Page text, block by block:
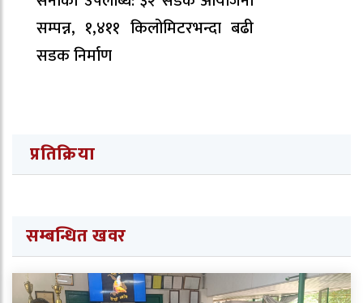
सम्पन्न, १,४११ किलोमिटरभन्दा बढी
सडक निर्माण
प्रतिक्रिया
सम्बन्धित खवर